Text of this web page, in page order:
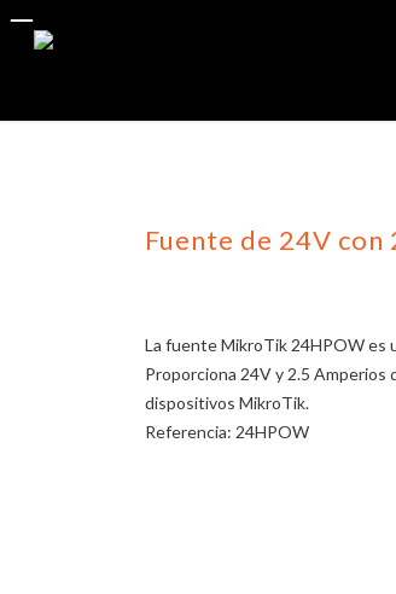
Fuente de 24V con
La fuente MikroTik 24HPOW es
Proporciona 24V y 2.5
dispositivos MikroTik.
Referencia: 24HPOW